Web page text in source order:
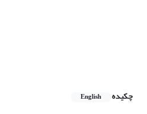
چکیده
English